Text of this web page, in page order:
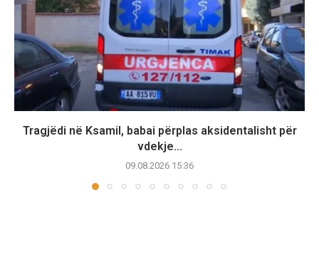
Tragjëdi në Ksamil, babai përplas aksidentalisht për
vdekje...
09.08.2026 15:36